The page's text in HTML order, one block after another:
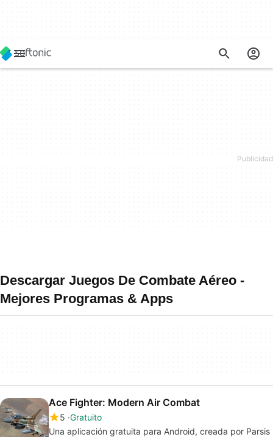
Descargar Juegos De Combate Aéreo -
Mejores Programas & Apps
Ace Fighter: Modern Air Combat
5 Gratuito
Una aplicación gratuita para Android, creada por Parsis